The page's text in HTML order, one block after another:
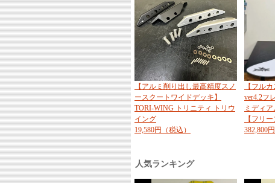
【アルミ削り出し最高精度スノ
ースクートワイドデッキ】
TORI-WING トリニティ トリウ
イング
19,580円（税込）
【フル
ver4.2フ
ミディア
【フリ
382,800
人気ランキング